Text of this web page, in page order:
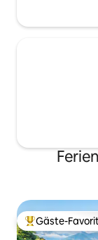
Angeln und
Beliebter Gäste-
Gäste-